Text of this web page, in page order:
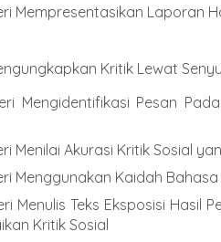
Mempresentasikan Laporan
Kritik Lewat
Mengidentifikasi Pesan
Menilai Akurasi Kritik Sosial
Menggunakan Kaidah
Menulis Teks Eksposisi Hasil
Kritik Sosial